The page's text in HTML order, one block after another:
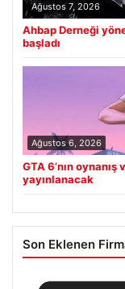
Ağustos 7, 2026
Ahbap Derneği
başladı
Ağustos 6, 2026
GTA 6’nın
yayınlanacak
Son Eklenen